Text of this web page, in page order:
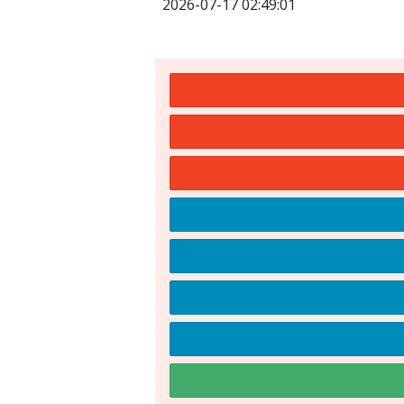
2026-07-17 02:49:01